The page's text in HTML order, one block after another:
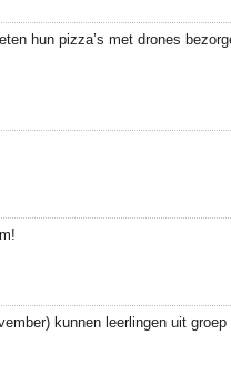
hun pizza’s met drones
kunnen leerlingen uit